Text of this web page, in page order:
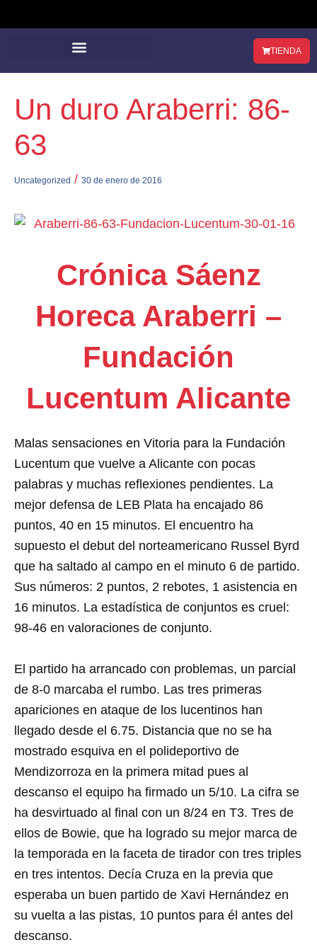
TIENDA
Un duro Araberri: 86-
63
Uncategorized / 30 de enero de 2016
Crónica Sáenz
Horeca Araberri –
Fundación
Lucentum Alicante
Malas sensaciones en Vitoria para la Fundación
Lucentum que vuelve a Alicante con pocas
palabras y muchas reflexiones pendientes. La
mejor defensa de LEB Plata ha encajado 86
puntos, 40 en 15 minutos. El encuentro ha
supuesto el debut del norteamericano Russel Byrd
que ha saltado al campo en el minuto 6 de partido.
Sus números: 2 puntos, 2 rebotes, 1 asistencia en
16 minutos. La estadística de conjuntos es cruel:
98-46 en valoraciones de conjunto.
El partido ha arrancado con problemas, un parcial
de 8-0 marcaba el rumbo. Las tres primeras
apariciones en ataque de los lucentinos han
llegado desde el 6.75. Distancia que no se ha
mostrado esquiva en el polideportivo de
Mendizorroza en la primera mitad pues al
descanso el equipo ha firmado un 5/10. La cifra se
ha desvirtuado al final con un 8/24 en T3. Tres de
ellos de Bowie, que ha logrado su mejor marca de
la temporada en la faceta de tirador con tres triples
en tres intentos. Decía Cruza en la previa que
esperaba un buen partido de Xavi Hernández en
su vuelta a las pistas, 10 puntos para él antes del
descanso.